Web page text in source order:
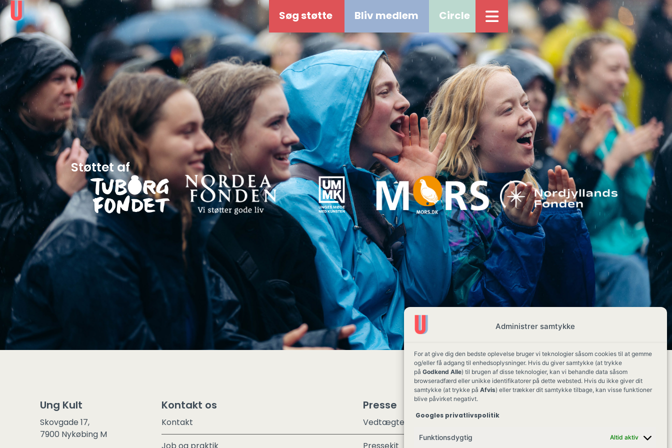
Administrer samtykke
For at give dig den bedste oplevelse bruger vi teknologier såsom cookies til at gemme
og/eller få adgang til enhedsoplysninger. Hvis du giver samtykke (at trykke
på Godkend Alle) til brugen af disse teknologier, kan vi behandle data såsom
browseradfærd eller unikke identifikatorer på dette websted. Hvis du ikke giver dit
samtykke (at trykke på Afvis) eller trækker dit samtykke tilbage, kan visse funktioner
blive påvirket negativt.
Googles privatlivspolitik
Funktionsdygtig Altid aktiv
Søg støtte Bliv medlem Circle
Støttet af
Ung Kult
Skovgade 17,
7900 Nykøbing M
Kontakt os
Kontakt
Presse
Vedtægter